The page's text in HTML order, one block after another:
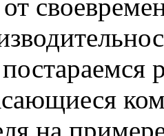
от
на